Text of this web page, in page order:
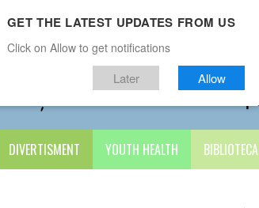
CONTACTE
DIVERTISMENT YOUTH HEALTH BIBLIOTECA
GET THE LATEST UPDATES FROM US
Click on Allow to get notifications
Later Allow